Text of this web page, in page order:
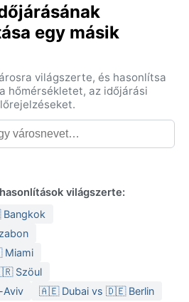
egy másik
világszerte, és hasonlítsa
hőmérsékletet, az időjárási
világszerte:
Szöul
🇦🇪 Dubai vs 🇩🇪 Berlin